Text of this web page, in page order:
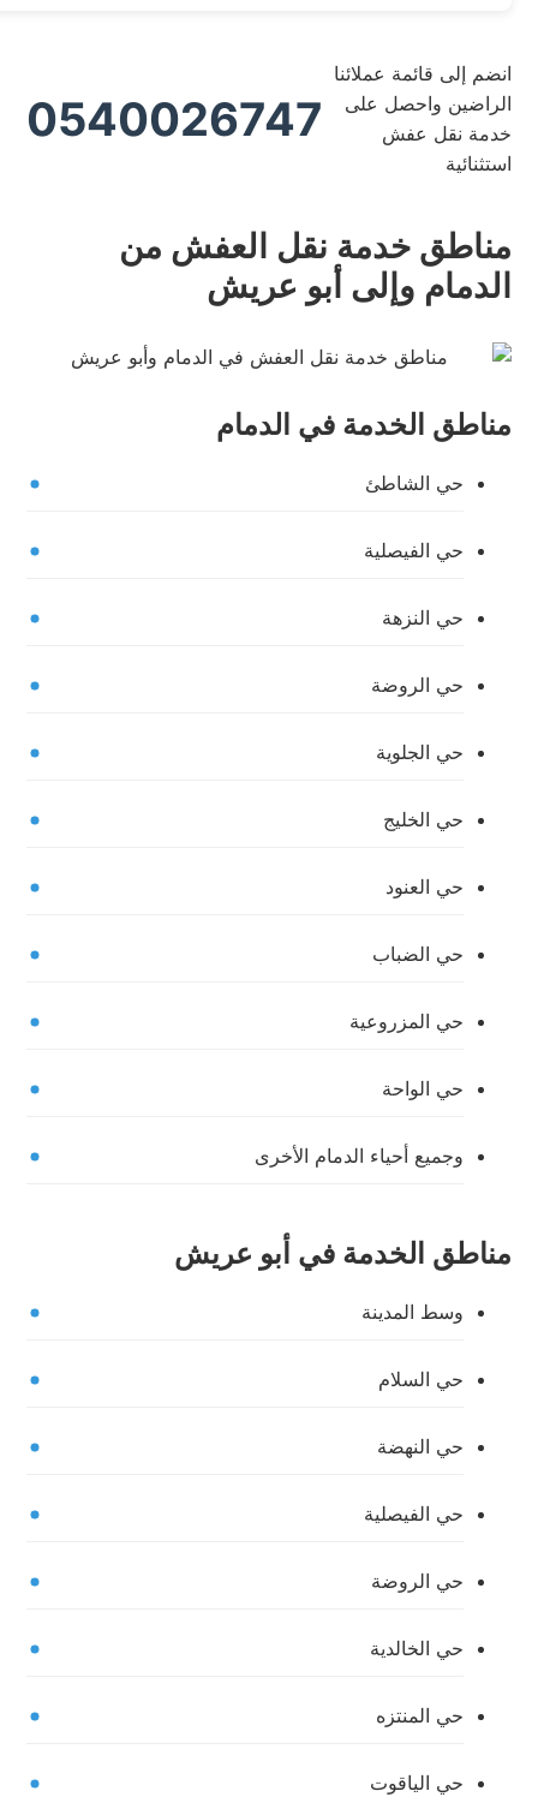
انضم إلى قائمة عملائنا
الراضين واحصل على
خدمة نقل عفش
استثنائية
0540026747
مناطق خدمة نقل العفش من
الدمام وإلى أبو عريش
مناطق الخدمة في الدمام
حي الشاطئ
حي الفيصلية
حي النزهة
حي الروضة
حي الجلوية
حي الخليج
حي العنود
حي الضباب
حي المزروعية
حي الواحة
وجميع أحياء الدمام الأخرى
مناطق الخدمة في أبو عريش
وسط المدينة
حي السلام
حي النهضة
حي الفيصلية
حي الروضة
حي الخالدية
حي المنتزه
حي الياقوت